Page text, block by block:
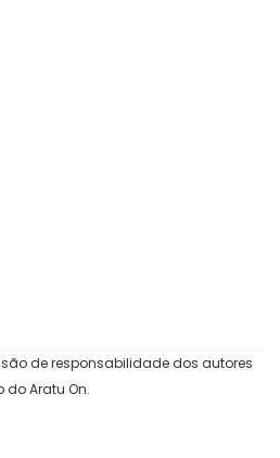
de responsabilidade dos autores
Aratu On.